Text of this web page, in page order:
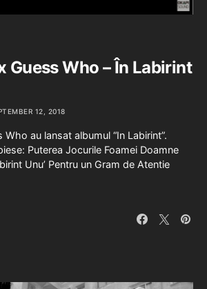
Guess Who – În Labirint
12, 2018
Who au lansat albumul “In Labirint”.
Puterea Jocurile Foamei Doamne
Unu’ Pentru un Gram de Atentie